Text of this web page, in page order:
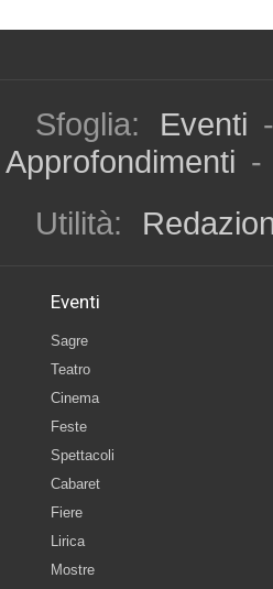
Sfoglia: Eventi -
Approfondimenti -
Utilità:
Eventi
Sagre
Teatro
Cinema
Feste
Spettacoli
Cabaret
Fiere
Lirica
Mostre